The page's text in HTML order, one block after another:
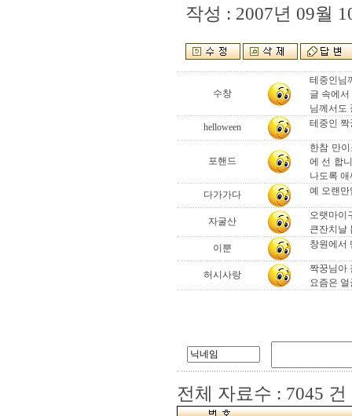
작성 : 2007년 09월
수창
테중인님
글 속에
님께서도
helloween
테중인 짝
포핸드
한참 만
에 선 합
나도록 애
다가가다
예 오랜
자굴산
오랫마이
큰잔치날
이뿐
창원에서
허시사랑
짝꿍님아
요즘은
전체 자료수 : 7045 건